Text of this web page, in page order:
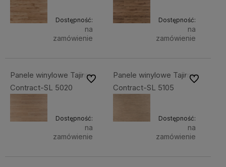
Dostępność:
na
zamówienie
Dostępność:
na
zamówienie
Panele winylowe Tajima
Contract-SL 5020
Dostępność:
na
zamówienie
Do ulubionychPanele winylowe Tajima
Contract-SL 5105
Dostępność:
na
zamówienie
Do